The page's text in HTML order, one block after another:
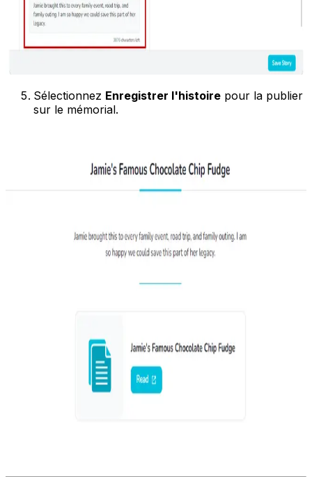
Sélectionnez Enregistrer l'histoire pour la publier
sur le mémorial.